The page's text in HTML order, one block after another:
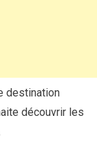
destination
découvrir les